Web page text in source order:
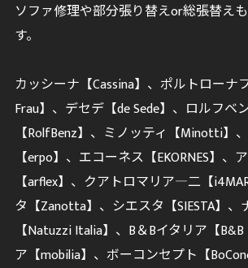
ソファ修理や部分張り替えor総張替え
す。
カッシーナ【Cassina】、ポルトローナ
Frau】、デセデ【de Sede】、ロルフベ
【RolfBenz】、ミノッティ【Minotti】
【erpo】、エコーネス【EKORNES】、
【arflex】、クアトロマリア―二【
タ【Zanotta】、シエスタ【SIESTA】
【Natuzzi Italia】、B＆Bイタリア【
ア【mobilia】、ボーコンセプト【